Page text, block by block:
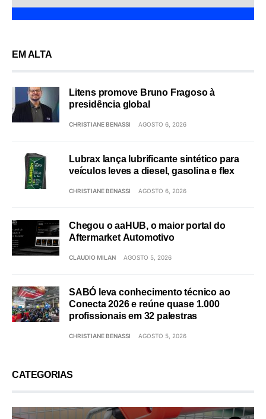
EM ALTA
Litens promove Bruno Fragoso à
presidência global
CHRISTIANE BENASSI AGOSTO 6, 2026
Lubrax lança lubrificante sintético para
veículos leves a diesel, gasolina e flex
CHRISTIANE BENASSI AGOSTO 6, 2026
Chegou o aaHUB, o maior portal do
Aftermarket Automotivo
CLAUDIO MILAN AGOSTO 5, 2026
SABÓ leva conhecimento técnico ao
Conecta 2026 e reúne quase 1.000
profissionais em 32 palestras
CHRISTIANE BENASSI AGOSTO 5, 2026
CATEGORIAS